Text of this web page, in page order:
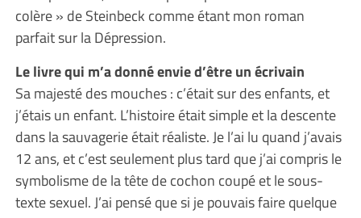
colère » de Steinbeck comme étant mon roman
parfait sur la Dépression.
Le livre qui m’a donné envie d’être un écrivain
Sa majesté des mouches : c’était sur des enfants, et
j’étais un enfant. L’histoire était simple et la descente
dans la sauvagerie était réaliste. Je l’ai lu quand j’avais
12 ans, et c’est seulement plus tard que j’ai compris le
symbolisme de la tête de cochon coupé et le sous-
texte sexuel. J’ai pensé que si je pouvais faire quelque